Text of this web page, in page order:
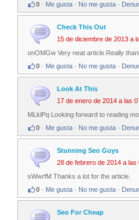
0 · Me gusta · No me gusta ·
Check This Out
15 de diciembre de 2013 a
onOMGw Very neat article.Really
0 · Me gusta · No me gusta ·
Look At This
17 de enero de 2014 a las
MLklPq Looking forward to reading
0 · Me gusta · No me gusta ·
Stunning Seo Guys
28 de febrero de 2014 a las
sWwrfM Thanks a lot for the article.
0 · Me gusta · No me gusta ·
Seo For Cheap